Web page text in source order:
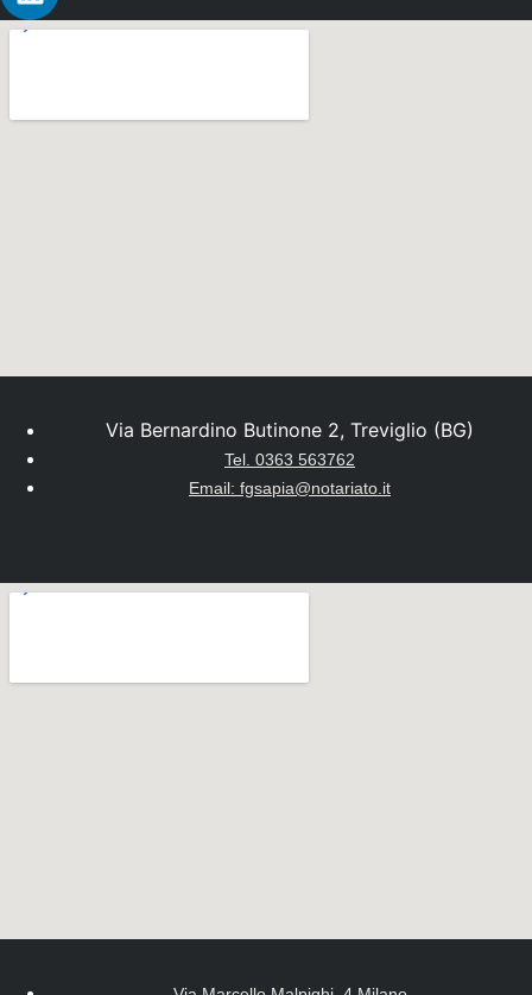
Via Bernardino Butinone 2, Treviglio (BG)
Tel. 0363 563762
Email: fgsapia@notariato.it